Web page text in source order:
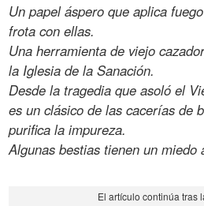
Un papel áspero que aplica
frota con ellas.
Una herramienta de viejo
la Iglesia de la Sanación.
Desde la tragedia que asoló el
es un clásico de las cacerías de
purifica la impureza.
Algunas bestias tienen un miedo